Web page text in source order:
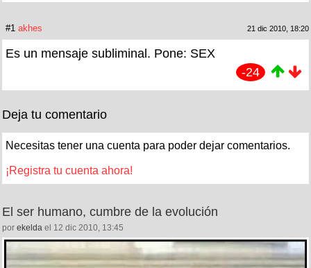
#1 akhes 21 dic 2010, 18:20
Es un mensaje subliminal. Pone: SEX
-24
Deja tu comentario
Necesitas tener una cuenta para poder dejar comentarios.
¡Registra tu cuenta ahora!
El ser humano, cumbre de la evolución
por ekelda el 12 dic 2010, 13:45